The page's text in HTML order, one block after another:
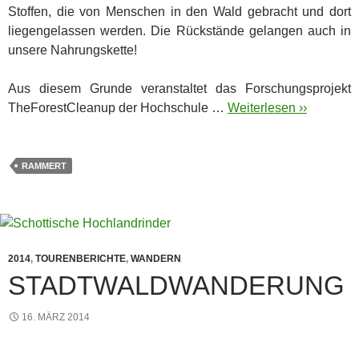
Stoffen, die von Menschen in den Wald gebracht und dort
liegengelassen werden. Die Rückstände gelangen auch in
unsere Nahrungskette!
Aus diesem Grunde veranstaltet das Forschungsprojekt
TheForestCleanup der Hochschule … Weiterlesen ››
RAMMERT
2014, TOURENBERICHTE, WANDERN
STADTWALDWANDERUNG
16. MÄRZ 2014